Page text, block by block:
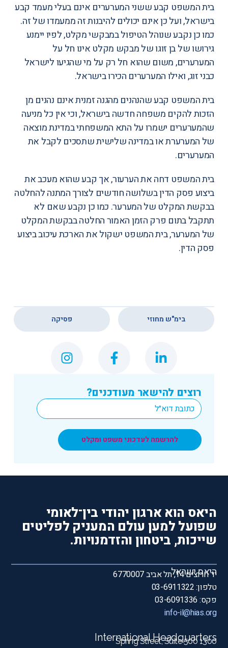
בית המשפט קבע ששני המערערים אינם בעלי מעמד קבע
בישראל, ועל כן אינם יכולים להיבנות זה ממעמדו של זה.
כמו כן נקבע שנוהל הטיפול במבקשי מקלט, לפיו יימנע
גירושו של בן זוגו של מבקש מקלט אינו חל על
המערערים, משום שהוא חל רק על מי שהגיעו לישראל
כבני זוג, ואילו המערערים הכירו בישראל.
בית המשפט קבע שהנהנים מהגנה זמנית אינם נהנים מן
הזכות להקים משפחה חדשה בישראל, וכי אין כל מניעה
שהמערערים ישמרו על התא המשפחתי במדינת מוצאה
של המערערת או במדינה שלישית שתסכים לקבל את
המערערים.
בית המשפט דחה את הערעור, אך קבע שהוא מעכב את
ביצוע פסק הדין בשלושה חודשים לצורך המתנה להחלטה
בבקשת המקלט של המערער. כמו כן נקבע שאם לא
תתקבל בתום פרק הזמן האמור החלטה בבקשת המקלט
של המערער, בית המשפט ישקול את הארכת עיכוב ביצוע
פסק הדין.
רוצים להישאר מעודכנים?
Email
*
להרשמה לעדכוני משפט ומקלט
בימ"ש מחוזי פסיקה
היאס הוא ארגון יהודי בין־לאומי
שפועל למען עולם המעניק לפליטים
שייכות, ביטחון והזדמנויות.
היאס ישראל
יד חרוצים 14, תל אביב 6770007
טלפון: 03-6911322
פקס: 03-6091336
info-il@hias.org
International Headquarters
1300 Spring Street, Suite 500